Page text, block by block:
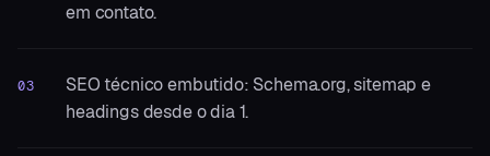
em contato.
03
SEO técnico embutido: Schema.org, sitemap e
headings desde o dia 1.